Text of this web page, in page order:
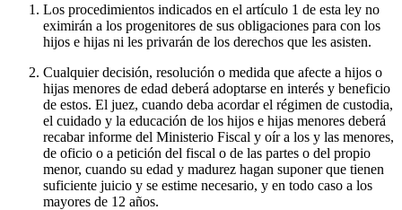
Los procedimientos indicados en el artículo 1 de esta ley no
eximirán a los progenitores de sus obligaciones para con los
hijos e hijas ni les privarán de los derechos que les asisten.
Cualquier decisión, resolución o medida que afecte a hijos o
hijas menores de edad deberá adoptarse en interés y beneficio
de estos. El juez, cuando deba acordar el régimen de custodia,
el cuidado y la educación de los hijos e hijas menores deberá
recabar informe del Ministerio Fiscal y oír a los y las menores,
de oficio o a petición del fiscal o de las partes o del propio
menor, cuando su edad y madurez hagan suponer que tienen
suficiente juicio y se estime necesario, y en todo caso a los
mayores de 12 años.